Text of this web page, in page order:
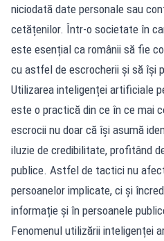
niciodată date personale sau
cetățenilor. Într-o societate în
este esențial ca românii să fie
cu astfel de escrocherii și să își
Utilizarea inteligenței artificiale
este o practică din ce în ce mai
escrocii nu doar că își asumă
iluzie de credibilitate, profitând
publice. Astfel de tactici nu
persoanelor implicate, ci și
informație și în persoanele
Fenomenul utilizării inteligenței